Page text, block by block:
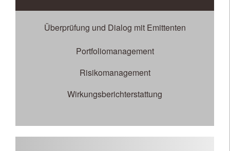
Überprüfung und Dialog mit Emittenten
Portfoliomanagement
Risikomanagement
Wirkungsberichterstattung